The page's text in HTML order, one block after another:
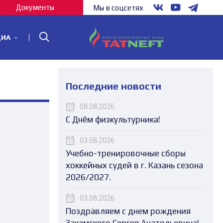
Документы Мы в соцсетях
Последние новости
08.08.2026
С Днём физкультурника!
03.08.2026
Учебно-тренировочные сборы
хоккейных судей в г. Казань сезона
2026/2027.
03.08.2026
Поздравляем с днем рождения